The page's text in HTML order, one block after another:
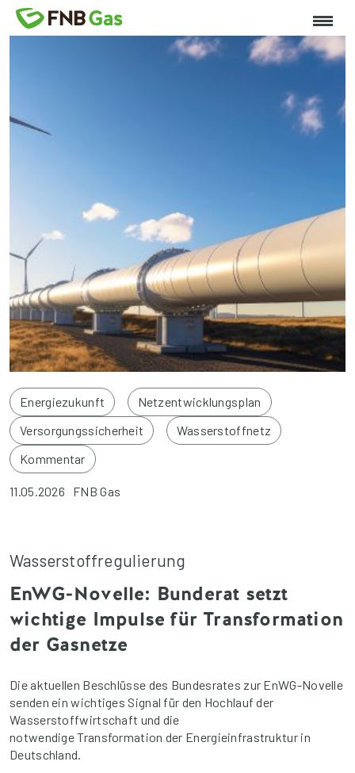
Energiezukunft
Netzentwicklungsplan
Versorgungssicherheit
Wasserstoffnetz
Kommentar
11.05.2026 FNB Gas
Wasserstoffregulierung
EnWG-Novelle: Bunderat setzt
wichtige Impulse für Transformation
der Gasnetze
Die aktuellen Beschlüsse des Bundesrates zur EnWG-Novelle
senden ein wichtiges Signal für den Hochlauf der
Wasserstoffwirtschaft und die
notwendige Transformation der Energieinfrastruktur in
Deutschland.